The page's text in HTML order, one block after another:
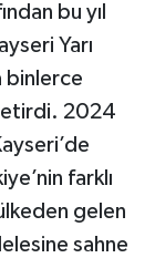
bu yıl
Yarı
binlerce
2024
farklı
gelen
sahne